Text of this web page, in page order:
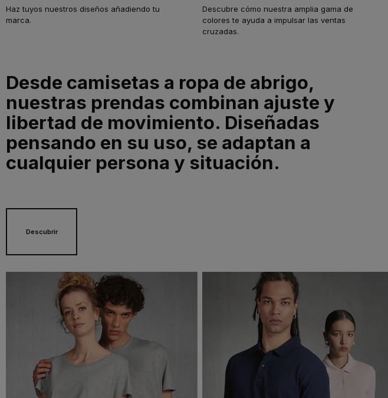
Haz tuyos nuestros diseños añadiendo tu
marca.
Descubre cómo nuestra amplia gama de
colores te ayuda a impulsar las ventas
cruzadas.
Desde camisetas a ropa de abrigo,
nuestras prendas combinan ajuste y
libertad de movimiento. Diseñadas
pensando en su uso, se adaptan a
cualquier persona y situación.
Descubrir